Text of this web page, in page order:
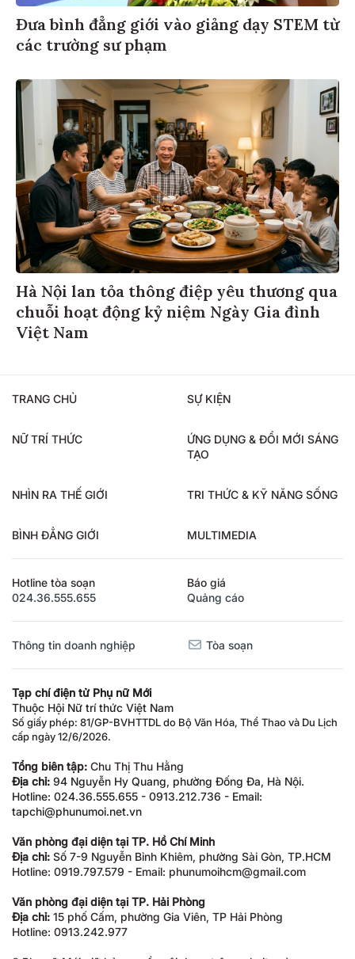
Đưa bình đẳng giới vào giảng dạy STEM từ
các trường sư phạm
Hà Nội lan tỏa thông điệp yêu thương qua
chuỗi hoạt động kỷ niệm Ngày Gia đình
Việt Nam
TRANG CHỦ SỰ KIỆN
NỮ TRÍ THỨC
ỨNG DỤNG & ĐỔI MỚI SÁNG
TẠO
NHÌN RA THẾ GIỚI TRI THỨC & KỸ NĂNG SỐNG
BÌNH ĐẲNG GIỚI MULTIMEDIA
Hotline tòa soạn
024.36.555.655
Báo giá
Quảng cáo
Thông tin doanh nghiệp Tòa soạn
Tạp chí điện tử Phụ nữ Mới
Thuộc Hội Nữ trí thức Việt Nam
Số giấy phép: 81/GP-BVHTTDL do Bộ Văn Hóa, Thể Thao và Du Lịch
cấp ngày 12/6/2026.
Tổng biên tập: Chu Thị Thu Hằng
Địa chỉ: 94 Nguyễn Hy Quang, phường Đống Đa, Hà Nội.
Hotline: 024.36.555.655 - 0913.212.736 - Email:
tapchi@phunumoi.net.vn
Văn phòng đại diện tại TP. Hồ Chí Minh
Địa chỉ: Số 7-9 Nguyễn Bỉnh Khiêm, phường Sài Gòn, TP.HCM
Hotline: 0919.797.579 - Email: phunumoihcm@gmail.com
Văn phòng đại diện tại TP. Hải Phòng
Địa chỉ: 15 phố Cấm, phường Gia Viên, TP Hải Phòng
Hotline: 0913.242.977